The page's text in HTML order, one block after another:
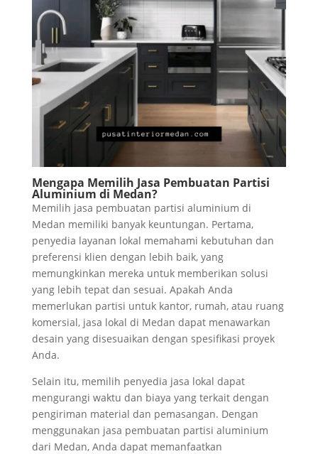
Mengapa Memilih Jasa Pembuatan Partisi
Aluminium di Medan?
Memilih jasa pembuatan partisi aluminium di
Medan memiliki banyak keuntungan. Pertama,
penyedia layanan lokal memahami kebutuhan dan
preferensi klien dengan lebih baik, yang
memungkinkan mereka untuk memberikan solusi
yang lebih tepat dan sesuai. Apakah Anda
memerlukan partisi untuk kantor, rumah, atau ruang
komersial, jasa lokal di Medan dapat menawarkan
desain yang disesuaikan dengan spesifikasi proyek
Anda.
Selain itu, memilih penyedia jasa lokal dapat
mengurangi waktu dan biaya yang terkait dengan
pengiriman material dan pemasangan. Dengan
menggunakan jasa pembuatan partisi aluminium
dari Medan, Anda dapat memanfaatkan